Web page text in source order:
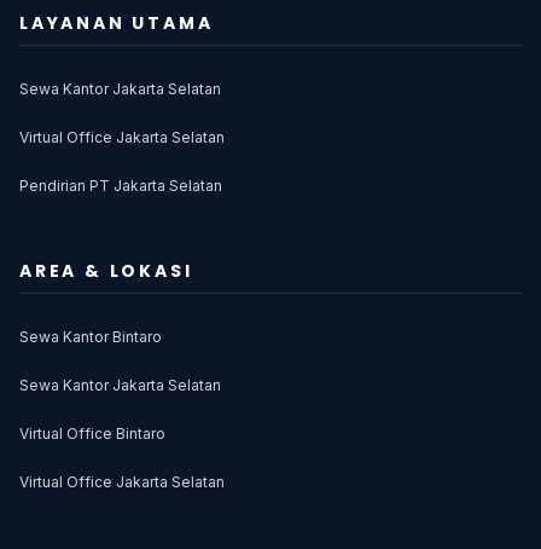
LAYANAN UTAMA
Sewa Kantor Jakarta Selatan
Virtual Office Jakarta Selatan
Pendirian PT Jakarta Selatan
AREA & LOKASI
Sewa Kantor Bintaro
Sewa Kantor Jakarta Selatan
Virtual Office Bintaro
Virtual Office Jakarta Selatan